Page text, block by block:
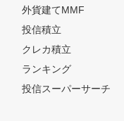
外貨建てMMF
投信積立
クレカ積立
ランキング
投信スーパーサーチ